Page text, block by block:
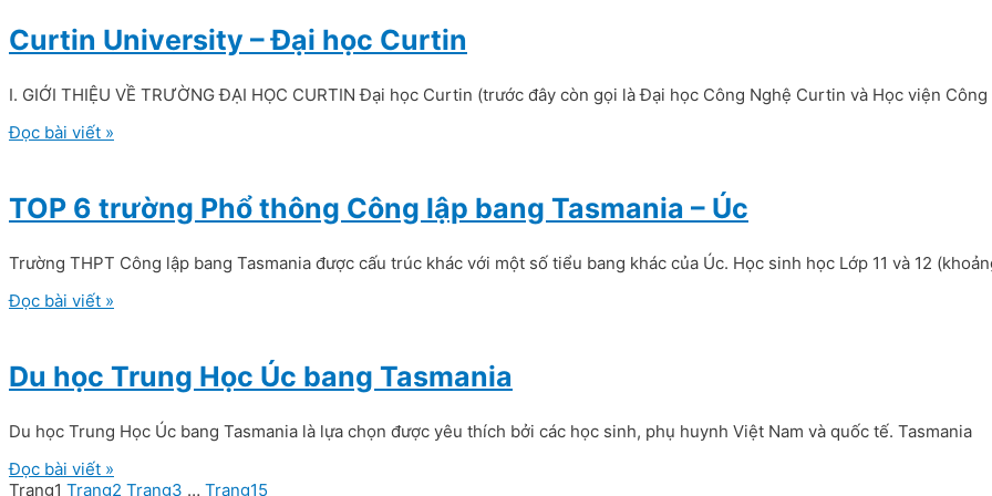
Curtin University – Đại học Curtin
I. GIỚI THIỆU VỀ TRƯỜNG ĐẠI HỌC CURTIN Đại học Curtin (trước đây còn gọi là Đại học Công Nghệ Curtin và Học viện Công
Đọc bài viết »
TOP 6 trường Phổ thông Công lập bang Tasmania – Úc
Trường THPT Công lập bang Tasmania được cấu trúc khác với một số tiểu bang khác của Úc. Học sinh học Lớp 11 và 12
Đọc bài viết »
Du học Trung Học Úc bang Tasmania
Du học Trung Học Úc bang Tasmania là lựa chọn được yêu thích bởi các học sinh, phụ huynh Việt Nam và quốc tế. Tasmania
Đọc bài viết »
Trang1 Trang2 Trang3 … Trang15